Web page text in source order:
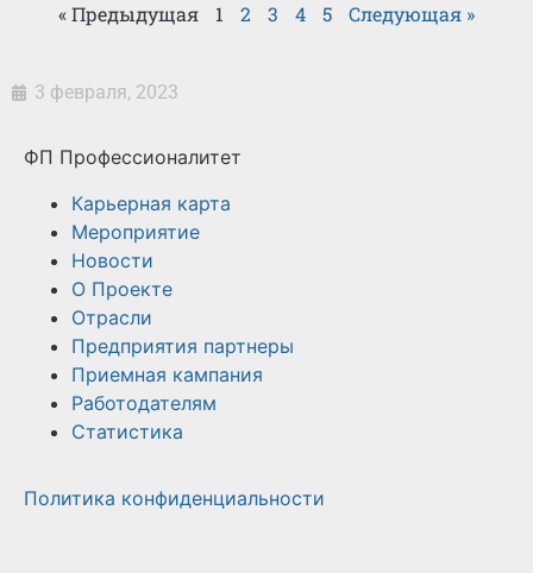
« Предыдущая 1 2 3 4 5 Следующая »
3 февраля, 2023
ФП Профессионалитет
Карьерная карта
Мероприятие
Новости
О Проекте
Отрасли
Предприятия партнеры
Приемная кампания
Работодателям
Статистика
Политика конфиденциальности